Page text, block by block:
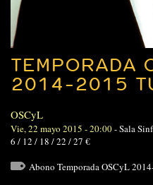
TEMPORADA
2014-2015
OSCyL
Vie, 22 mayo 2015 - 20:00-Sala
6 / 12 / 18 / 22 / 27 €
Abono Temporada OSCyL